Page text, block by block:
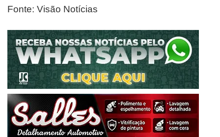
Fonte: Visão Notícias